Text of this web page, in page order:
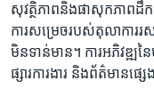
សុវត្ថិភាពនិងផាសុកភាពដឹ
ការសម្រេចរបស់តុលាការ
មិនទាន់មាន។ ការអភិវឌ្ឍន
ផ្សារការងារ និងព័ត៌មានផ្ស